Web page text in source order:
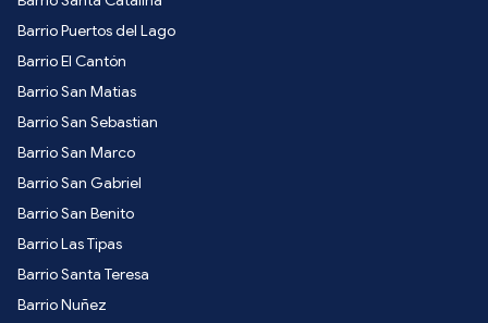
Barrio Puertos del Lago
Barrio El Cantón
Barrio San Matias
Barrio San Sebastian
Barrio San Marco
Barrio San Gabriel
Barrio San Benito
Barrio Las Tipas
Barrio Santa Teresa
Barrio Nuñez